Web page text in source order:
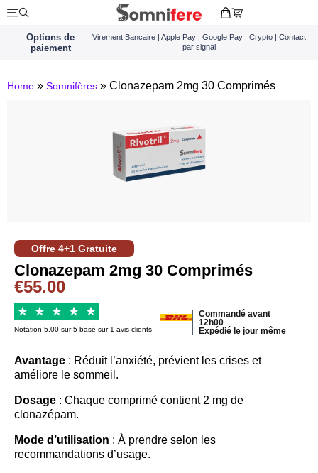
Options de
paiement
Virement Bancaire | Apple Pay | Google Pay | Crypto | Contact
par signal
Home » Somnifères » Clonazepam 2mg 30 Comprimés
Offre 4+1 Gratuite
Clonazepam 2mg 30 Comprimés
€55.00
Notation 5.00 sur 5 basé sur 1 avis clients
Commandé avant
12h00
Expédié le jour même
Avantage : Réduit l’anxiété, prévient les crises et
améliore le sommeil.
Dosage : Chaque comprimé contient 2 mg de
clonazépam.
Mode d’utilisation : À prendre selon les
recommandations d’usage.